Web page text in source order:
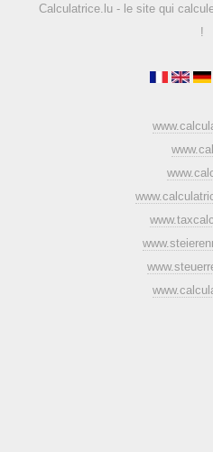
Calculatrice.lu - le site qui
!